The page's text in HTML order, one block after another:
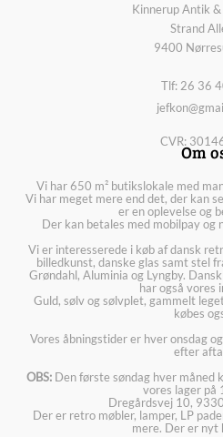
Kinnerup Antik
Strand
9400
Tlf: 26 36
CVR:Om
Vi har 650 m² butikslokale med
Vi har meget mere end det, der kan
er en oplevelse og
Der kan betales med mobilpay
Vi er interesserede i køb af dansk
billedkunst, danske glas samt stel
Grøndahl, Aluminia og Lyngby.
har også vores
Guld, sølv og sølvplet, gammelt
købes
Vores åbningstider er hver onsdag
efter
OBS: Den første søndag hver
vores lager på
Dregårdsvej 10,
Der er retro møbler, lamper, LP
mere. Der er nyt